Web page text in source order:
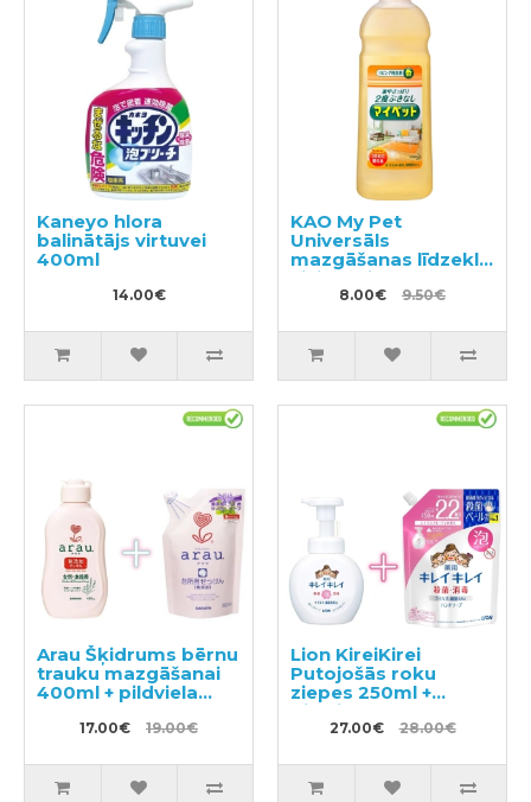
Kaneyo hlora
balinātājs virtuvei
400ml
14.00€
KAO My Pet
Universāls
mazgāšanas līdzeklis
visiem virsmu
veidiem 500ml
8.00€ 9.50€
Arau Šķidrums bērnu
trauku mazgāšanai
400ml + pildviela
17.00€ 19.00€
Lion KireiKirei
Putojošās roku
ziepes 250ml +
pildviela 450ml
27.00€ 28.00€